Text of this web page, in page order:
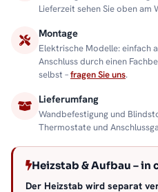
Lieferzeit sehen Sie oben am
Montage
Elektrische Modelle: einfach
Anschluss durch einen
selbst –fragen Sie uns.
Lieferumfang
Wandbefestigung und
Thermostate und
Heizstab & Aufbau – in
Der Heizstab wird separat